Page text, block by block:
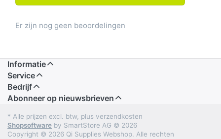
Er zijn nog geen beoordelingen
Informatie
Service
Bedrijf
Abonneer op nieuwsbrieven
* Alle prijzen excl. btw, plus verzendkosten
Shopsoftware by SmartStore AG © 2026
Copyright © 2026 Qi Supplies Webshop. Alle rechten